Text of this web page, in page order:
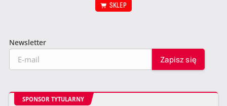
SKLEP
Newsletter
SPONSOR TYTULARNY